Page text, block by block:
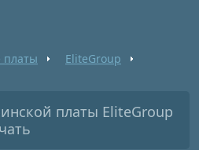
платы
EliteGroup
платы EliteGroup